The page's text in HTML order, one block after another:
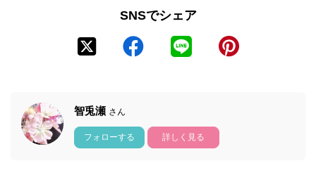
SNSでシェア
智兎瀬 さん
フォローする 詳しく見る